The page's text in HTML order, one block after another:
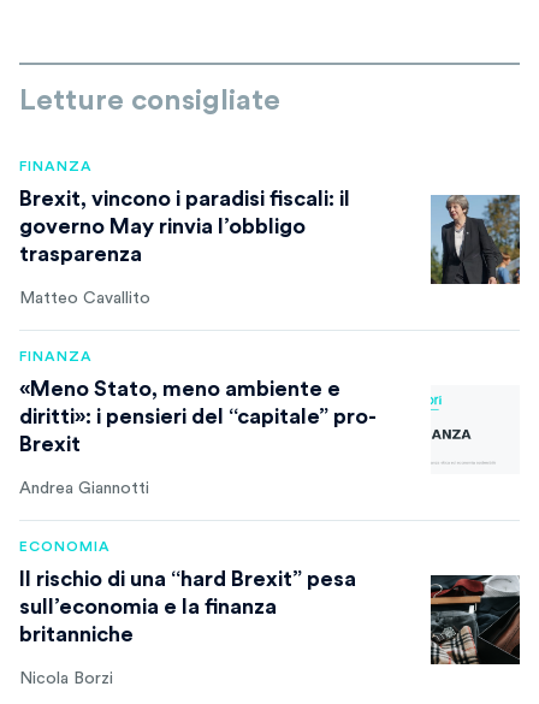
Letture consigliate
FINANZA
Brexit, vincono i paradisi fiscali: il
governo May rinvia l’obbligo
trasparenza
Matteo Cavallito
FINANZA
«Meno Stato, meno ambiente e
diritti»: i pensieri del “capitale” pro-
Brexit
Andrea Giannotti
ECONOMIA
Il rischio di una “hard Brexit” pesa
sull’economia e la finanza
britanniche
Nicola Borzi